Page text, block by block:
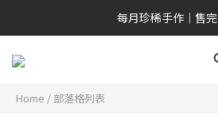
新會員專屬｜NT$200
每月珍稀手作｜售
新會員專屬｜NT$200
Home / 部落格列表